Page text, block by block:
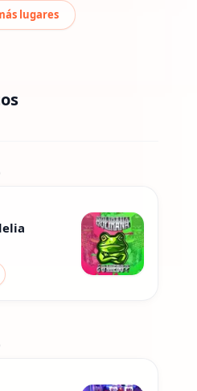
lugares